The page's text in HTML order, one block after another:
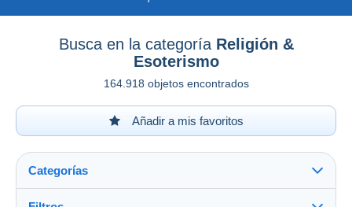
Busca en la categoría Religión &
Esoterismo
164.918 objetos encontrados
Añadir a mis favoritos
Categorías